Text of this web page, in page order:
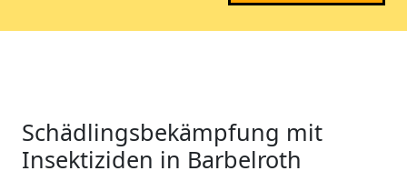
Schädlingsbekämpfung mit
Insektiziden in Barbelroth